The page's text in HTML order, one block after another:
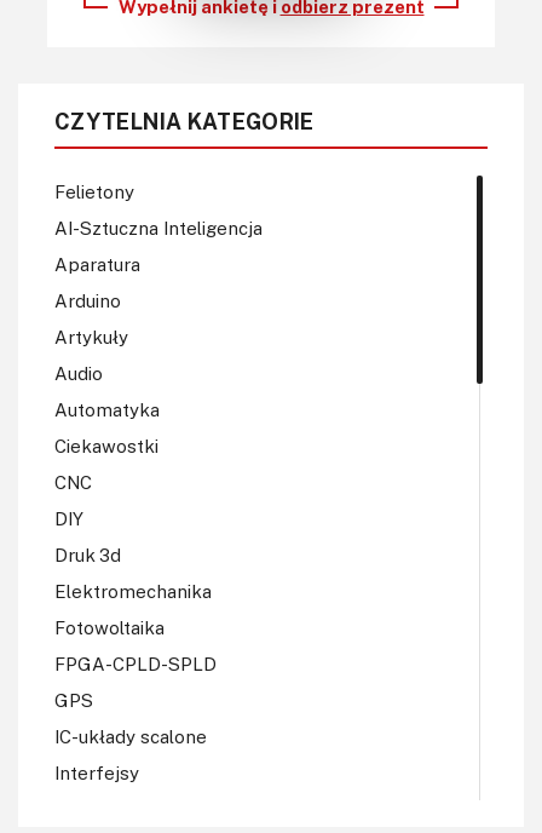
Wypełnij ankietę i odbierz prezent
CZYTELNIA KATEGORIE
Felietony
AI-Sztuczna Inteligencja
Aparatura
Arduino
Artykuły
Audio
Automatyka
Ciekawostki
CNC
DIY
Druk 3d
Elektromechanika
Fotowoltaika
FPGA-CPLD-SPLD
GPS
IC-układy scalone
Interfejsy